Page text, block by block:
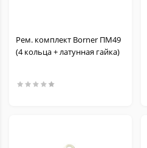
Рем. комплект Borner ПМ49
(4 кольца + латунная гайка)